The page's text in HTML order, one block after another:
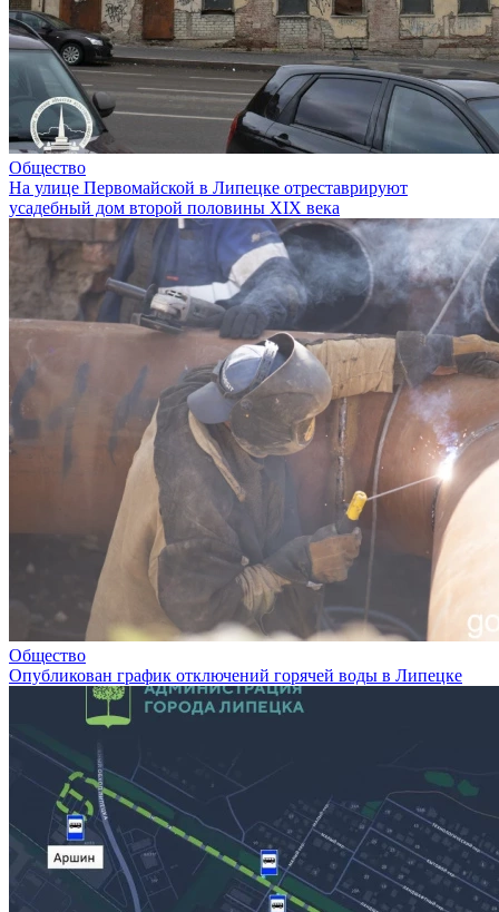
Общество
На улице Первомайской в Липецке отреставрируют
усадебный дом второй половины XIX века
Общество
Опубликован график отключений горячей воды в Липецке